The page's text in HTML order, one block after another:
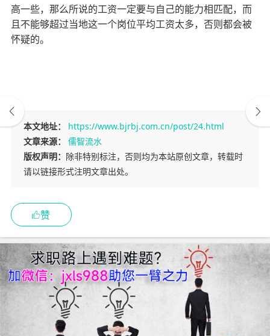
高一些，那么所说的工资一定要与自己的能力相匹配，而
且不能够超过当地这一个岗位平均工资太多，否则都会被
怀疑的。
本文地址：
https://www.bjrbj.com.cn/post/24.html
文章来源：
儒智流水
版权声明： 除非特别标注，否则均为本站原创文章，转载时
请以链接形式注明文章出处。
赞